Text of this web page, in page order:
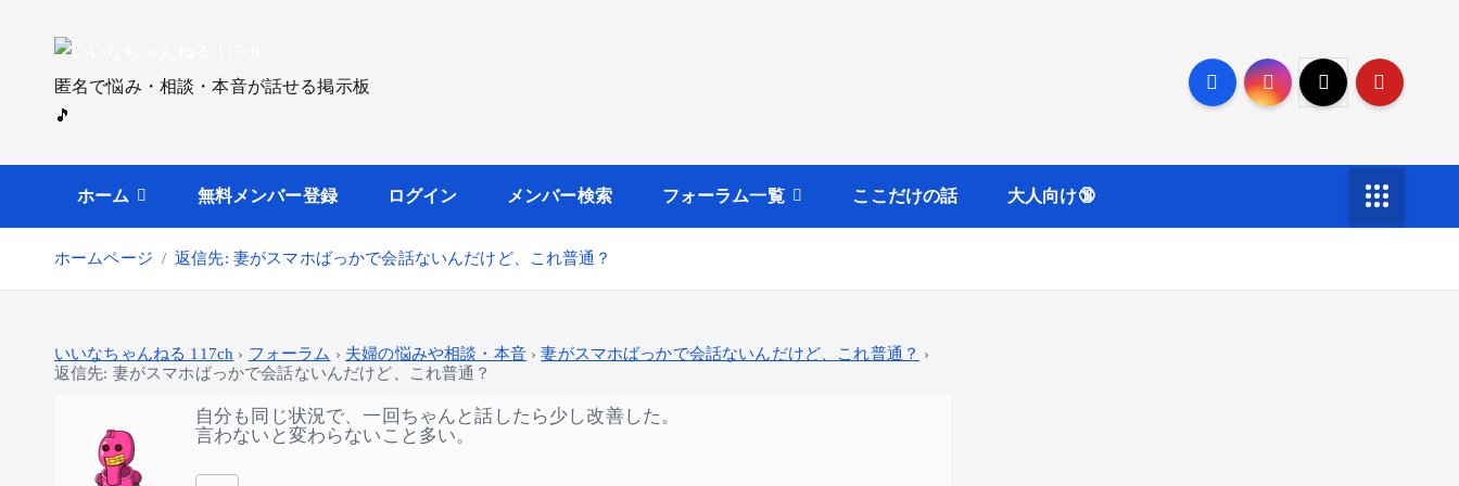
匿名で悩み・相談・本音が話せる掲示板
🎵
ホーム 無料メンバー登録 ログイン メンバー検索 フォーラム一覧 ここだけの話 大人向け🔞
ホームページ 返信先: 妻がスマホばっかで会話ないんだけど、これ普通？
いいなちゃんねる 117ch › フォーラム › 夫婦の悩みや相談・本音 › 妻がスマホばっかで会話ないんだけど、これ普通？ ›
返信先: 妻がスマホばっかで会話ないんだけど、これ普通？
自分も同じ状況で、一回ちゃんと話したら少し改善した。
言わないと変わらないこと多い。